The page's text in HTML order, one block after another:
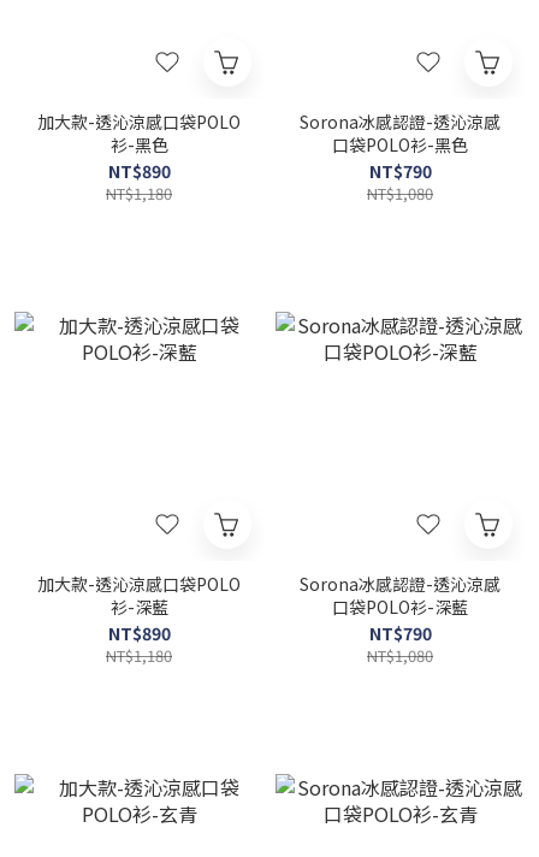
加大款-透沁涼感口袋POLO
衫-黑色
NT$890
NT$1,180
Sorona冰感認證-透沁涼感
口袋POLO衫-黑色
NT$790
NT$1,080
加大款-透沁涼感口袋POLO
衫-深藍
NT$890
NT$1,180
Sorona冰感認證-透沁涼感
口袋POLO衫-深藍
NT$790
NT$1,080